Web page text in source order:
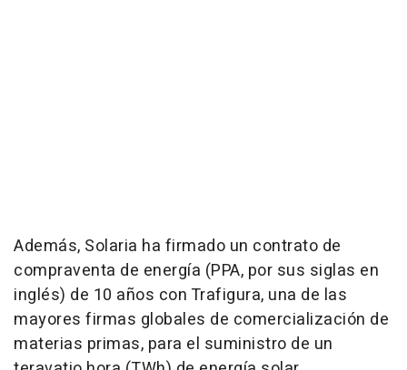
Además, Solaria ha firmado un contrato de
compraventa de energía (PPA, por sus siglas en
inglés) de 10 años con Trafigura, una de las
mayores firmas globales de comercialización de
materias primas, para el suministro de un